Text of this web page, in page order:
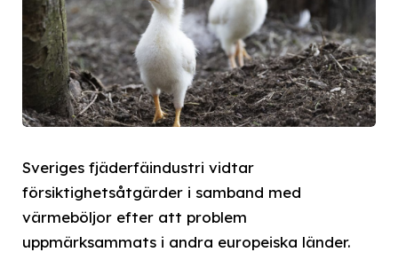
Sveriges fjäderfäindustri vidtar
försiktighetsåtgärder i samband med
värmeböljor efter att problem
uppmärksammats i andra europeiska länder.